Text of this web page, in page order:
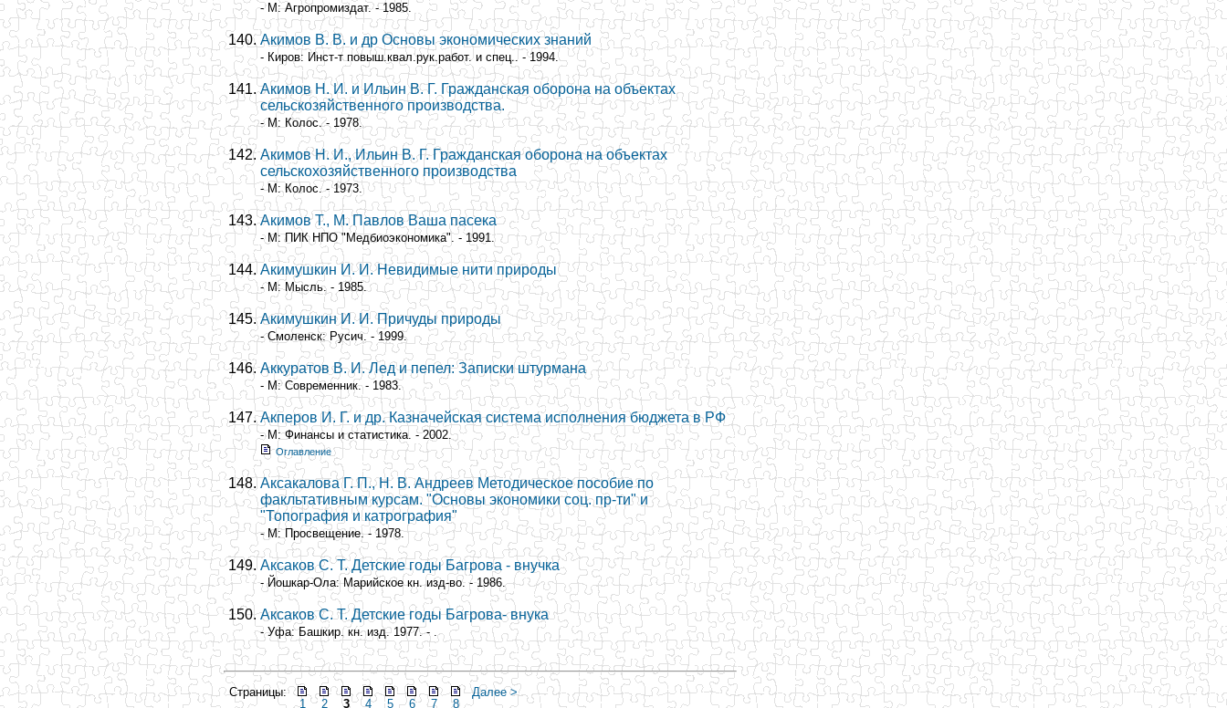
- М: Агропромиздат. - 1985.
Акимов В. В. и др Основы экономических знаний
- Киров: Инст-т повыш.квал.рук.работ. и спец.. - 1994.
Акимов Н. И. и Ильин В. Г. Гражданская оборона на объектах
сельскозяйственного производства.
- М: Колос. - 1978.
Акимов Н. И., Ильин В. Г. Гражданская оборона на объектах
сельскохозяйственного производства
- М: Колос. - 1973.
Акимов Т., М. Павлов Ваша пасека
- М: ПИК НПО "Медбиоэкономика". - 1991.
Акимушкин И. И. Невидимые нити природы
- М: Мысль. - 1985.
Акимушкин И. И. Причуды природы
- Смоленск: Русич. - 1999.
Аккуратов В. И. Лед и пепел: Записки штурмана
- М: Современник. - 1983.
Акперов И. Г. и др. Казначейская система исполнения бюджета в РФ
- М: Финансы и статистика. - 2002.
Оглавление
Аксакалова Г. П., Н. В. Андреев Методическое пособие по
факльтативным курсам. "Основы экономики соц. пр-ти" и
"Топография и катрография"
- М: Просвещение. - 1978.
Аксаков С. Т. Детские годы Багрова - внучка
- Йошкар-Ола: Марийское кн. изд-во. - 1986.
Аксаков С. Т. Детские годы Багрова- внука
- Уфа: Башкир. кн. изд. 1977. - .
Страницы:
1
2 3 4 5 6 7 8
Далее >